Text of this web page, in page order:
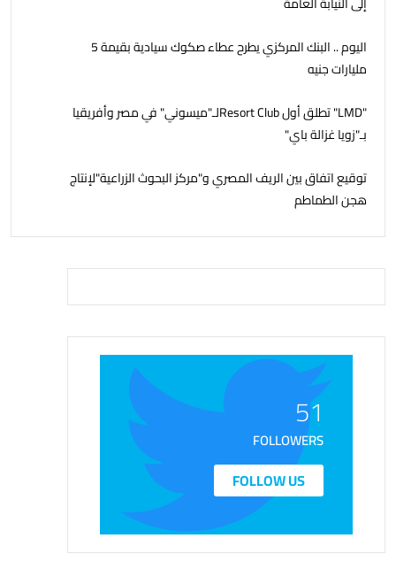
اليوم .. البنك المركزي يطرح عطاء صكوك سيادية بقيمة 5
مليارات جنيه
"LMD" تطلق أول Resort Clubلـ"ميسوني" في مصر وأفريقيا
بـ"زويا غزالة باي"
توقيع اتفاق بين الريف المصري و"مركز البحوث الزراعية"لإنتاج
هجن الطماطم
51
FOLLOWERS
FOLLOW US